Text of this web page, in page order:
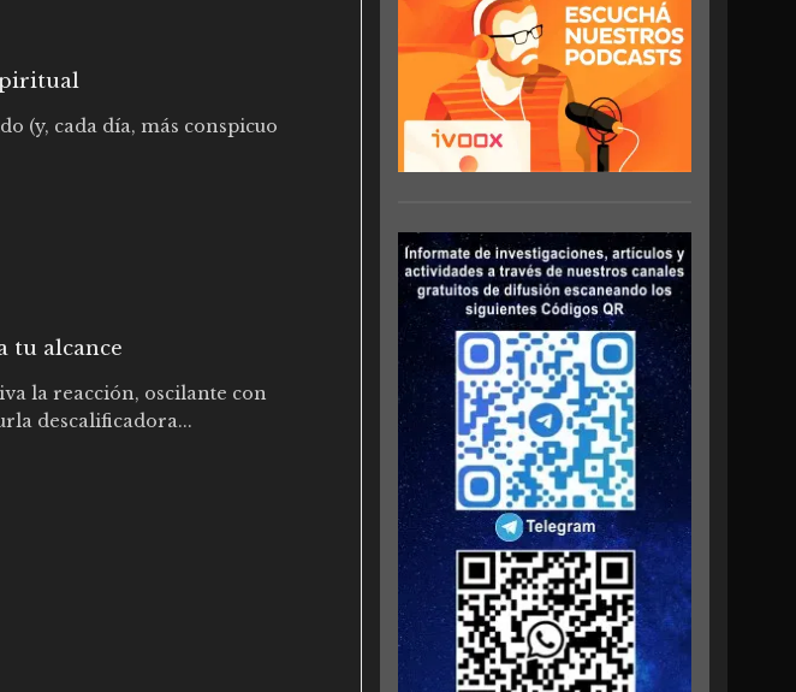
(y, cada día, más conspicuo
tu alcance
la reacción, oscilante con
descalificadora...